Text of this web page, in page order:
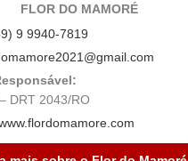
FLOR DO MAMORÉ
9 9940-7819
DRT 2043/RO